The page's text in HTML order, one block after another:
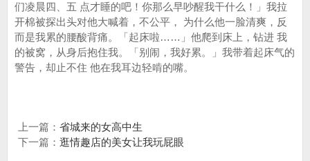
们凌晨四、五 点才睡的吧！你那么早吵醒我干什么！」我拉
开棉被探出头对他大喊着，不公平， 为什么他一脸清爽，反
而是我累的腰酸背痛。「起床啦……」他爬到床上，钻进 我
的被窝，从身后抱住我。「别闹，我好累。」我带着起床气的
警告，却止不住 他在我耳边轻啃的嘴。
上一篇： 省城来的女高中生
下一篇： 逛情趣店的美女让我玩屁眼